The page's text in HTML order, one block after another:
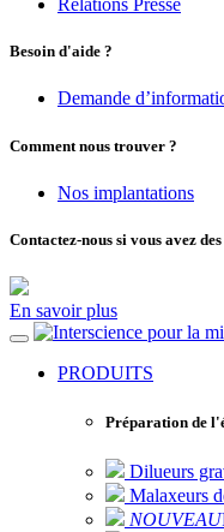
Relations Presse
Besoin d'aide ?
Demande
Comment nous trouver ?
Nos implantations
Contactez-nous si vous avez
En savoir plus
pour la
PRODUITS
Préparation de
Dilueurs
Malaxeurs
NOUVEAU